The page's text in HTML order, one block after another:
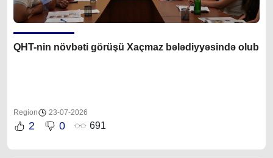
QHT-nin növbəti görüşü Xaçmaz bələdiyyəsində olub
Region 23-07-2026
2 0 691